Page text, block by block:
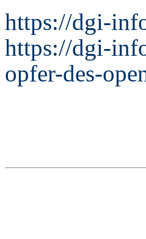
https://dgi-
https://dgi-
opfer-des-